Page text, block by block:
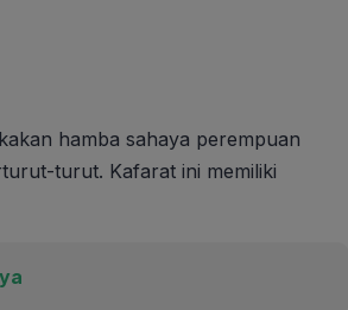
hamba sahaya perempuan
turut. Kafarat ini memiliki